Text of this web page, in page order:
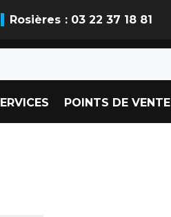
Rosières : 03 22 37 18 81
POINTS DE VENTE